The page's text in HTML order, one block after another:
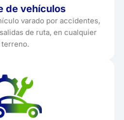
de vehículos
varado por accidentes,
de ruta, en cualquier
terreno.